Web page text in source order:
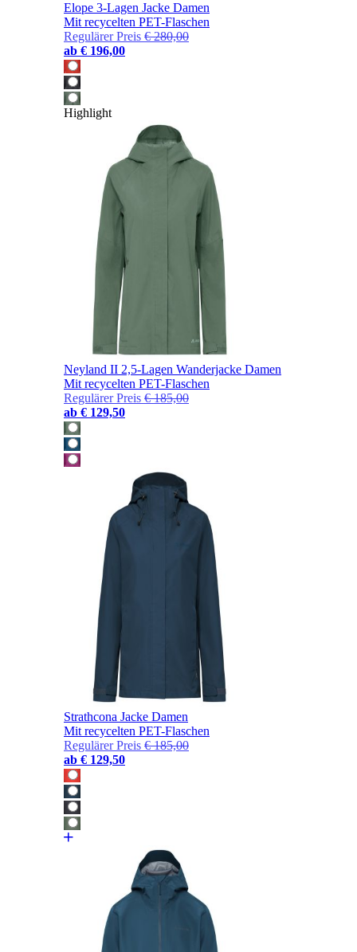
Elope 3-Lagen Jacke Damen
Mit recycelten PET-Flaschen
Regulärer Preis € 280,00
ab € 196,00
Highlight
Neyland II 2,5-Lagen Wanderjacke Damen
Mit recycelten PET-Flaschen
Regulärer Preis € 185,00
ab € 129,50
Strathcona Jacke Damen
Mit recycelten PET-Flaschen
Regulärer Preis € 185,00
ab € 129,50